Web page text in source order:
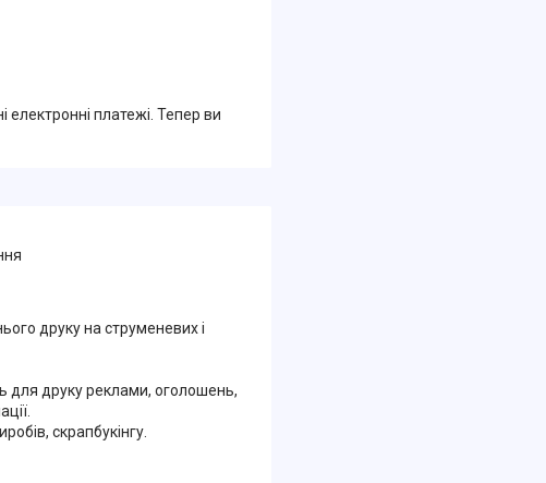
електронні платежі. Тепер ви
друку на струменевих і
для друку реклами, оголошень,
скрапбукінгу.